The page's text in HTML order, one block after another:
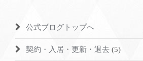
公式ブログトップへ
契約・入居・更新・退去 (5)